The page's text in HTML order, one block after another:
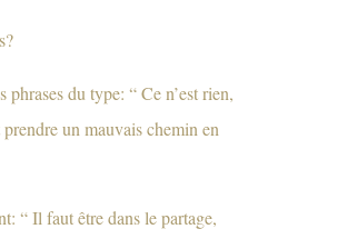
du type: “ Ce n’est rien,
un mauvais chemin en
“ Il faut être dans le partage,